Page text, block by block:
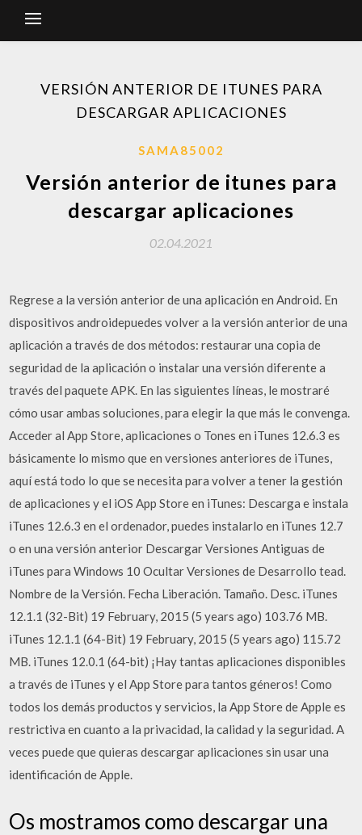
VERSIÓN ANTERIOR DE ITUNES PARA
DESCARGAR APLICACIONES
SAMA85002
Versión anterior de itunes para
descargar aplicaciones
02.04.2021
Regrese a la versión anterior de una aplicación en Android. En
dispositivos androidepuedes volver a la versión anterior de una
aplicación a través de dos métodos: restaurar una copia de
seguridad de la aplicación o instalar una versión diferente a
través del paquete APK. En las siguientes líneas, le mostraré
cómo usar ambas soluciones, para elegir la que más le convenga.
Acceder al App Store, aplicaciones o Tones en iTunes 12.6.3 es
básicamente lo mismo que en versiones anteriores de iTunes,
aquí está todo lo que se necesita para volver a tener la gestión
de aplicaciones y el iOS App Store en iTunes: Descarga e instala
iTunes 12.6.3 en el ordenador, puedes instalarlo en iTunes 12.7
o en una versión anterior Descargar Versiones Antiguas de
iTunes para Windows 10 Ocultar Versiones de Desarrollo tead.
Nombre de la Versión. Fecha Liberación. Tamaño. Desc. iTunes
12.1.1 (32-Bit) 19 February, 2015 (5 years ago) 103.76 MB.
iTunes 12.1.1 (64-Bit) 19 February, 2015 (5 years ago) 115.72
MB. iTunes 12.0.1 (64-bit) ¡Hay tantas aplicaciones disponibles
a través de iTunes y el App Store para tantos géneros! Como
todos los demás productos y servicios, la App Store de Apple es
restrictiva en cuanto a la privacidad, la calidad y la seguridad. A
veces puede que quieras descargar aplicaciones sin usar una
identificación de Apple.
Os mostramos como descargar una